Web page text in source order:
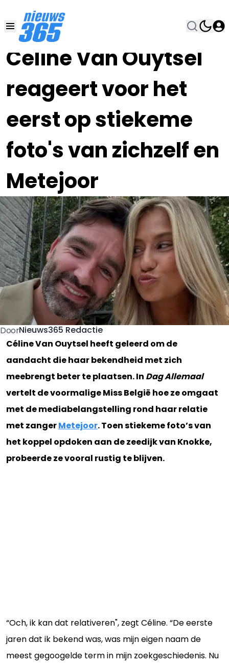
Celine Van Ouytsel
reageert voor het
eerst op stiekeme
foto's van zichzelf en
Metejoor
16 OKT 2025, 22:00
DoorNieuws365 Redactie
Céline Van Ouytsel heeft geleerd om de
aandacht die haar bekendheid met zich
meebrengt beter te plaatsen. In Dag Allemaal
vertelt de voormalige Miss België hoe ze omgaat
met de mediabelangstelling rond haar relatie
met zangerMetejoor. Toen stiekeme foto’s van
het koppel opdoken aan de zeedijk van Knokke,
probeerde ze vooral rustig te blijven.
“Och, ik kan dat relativeren", zegt Céline. “De eerste
jaren dat ik bekend was, was mijn eigen naam de
meest gegoogelde term in mijn zoekgeschiedenis. Nu